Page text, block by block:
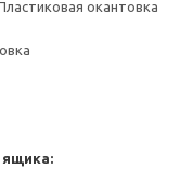
окантовка
ящика: